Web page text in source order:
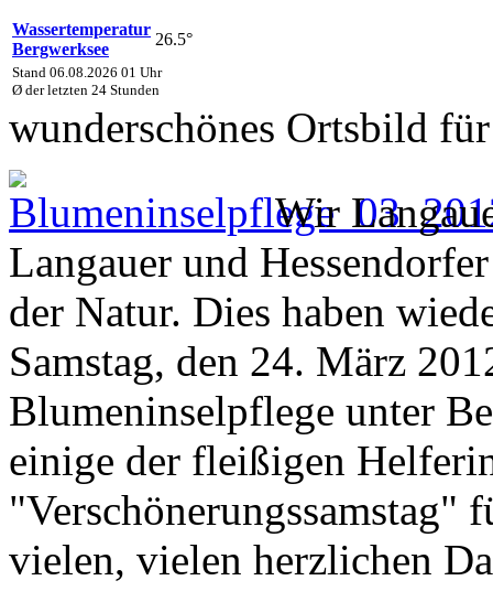
Wassertemperatur
Bergwerksee
26.5°
Stand 06.08.2026 01 Uhr
Ø der letzten 24 Stunden
wunderschönes Ortsbild
Wir
Langauer und
der Natur. Dies haben
Samstag, den 24. März
Blumeninselpflege unter
einige der fleißigen
"Verschönerungssamstag"
vielen, vielen herzlichen